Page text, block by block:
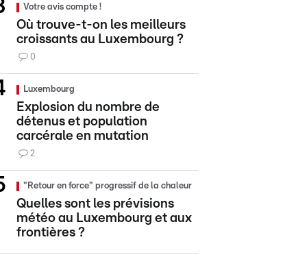
Votre avis compte !
Où trouve-t-on les meilleurs
croissants au Luxembourg ?
0
Luxembourg
Explosion du nombre de
détenus et population
carcérale en mutation
2
"Retour en force" progressif de la chaleur
Quelles sont les prévisions
météo au Luxembourg et aux
frontières ?